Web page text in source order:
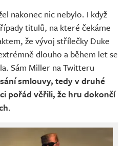
nakonec nic nebylo. I když
titulů, na které čekáme
že vývoj střílečky Duke
dlouho a během let se
Sám Miller na Twitteru
smlouvy, tedy v druhé
pořád věřili, že hru dokončí
.